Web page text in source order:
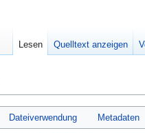
Dateiverwendung Metadaten
Lesen Quelltext anzeigen